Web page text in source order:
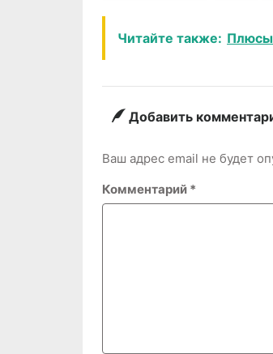
Читайте также: Плюсы
Добавить
Ваш адрес email не будет
Комментарий *